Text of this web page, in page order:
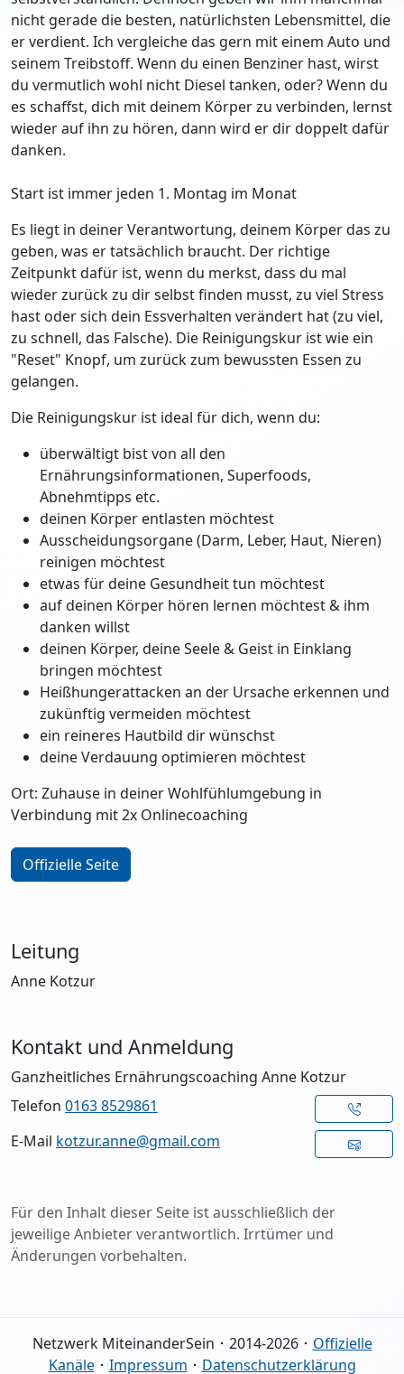
nicht gerade die besten, natürlichsten Lebensmittel, die
er verdient. Ich vergleiche das gern mit einem Auto und
seinem Treibstoff. Wenn du einen Benziner hast, wirst
du vermutlich wohl nicht Diesel tanken, oder? Wenn du
es schaffst, dich mit deinem Körper zu verbinden, lernst
wieder auf ihn zu hören, dann wird er dir doppelt dafür
danken.
Start ist immer jeden 1. Montag im Monat
Es liegt in deiner Verantwortung, deinem Körper das zu
geben, was er tatsächlich braucht. Der richtige
Zeitpunkt dafür ist, wenn du merkst, dass du mal
wieder zurück zu dir selbst finden musst, zu viel Stress
hast oder sich dein Essverhalten verändert hat (zu viel,
zu schnell, das Falsche). Die Reinigungskur ist wie ein
"Reset" Knopf, um zurück zum bewussten Essen zu
gelangen.
Die Reinigungskur ist ideal für dich, wenn du:
überwältigt bist von all den
Ernährungsinformationen, Superfoods,
Abnehmtipps etc.
deinen Körper entlasten möchtest
Ausscheidungsorgane (Darm, Leber, Haut, Nieren)
reinigen möchtest
etwas für deine Gesundheit tun möchtest
auf deinen Körper hören lernen möchtest & ihm
danken willst
deinen Körper, deine Seele & Geist in Einklang
bringen möchtest
Heißhungerattacken an der Ursache erkennen und
zukünftig vermeiden möchtest
ein reineres Hautbild dir wünschst
deine Verdauung optimieren möchtest
Ort: Zuhause in deiner Wohlfühlumgebung in
Verbindung mit 2x Onlinecoaching
Offizielle Seite
Leitung
Anne Kotzur
Kontakt und Anmeldung
Ganzheitliches Ernährungscoaching Anne Kotzur
Telefon 0163 8529861
E-Mail kotzur.anne@gmail.com
Für den Inhalt dieser Seite ist ausschließlich der
jeweilige Anbieter verantwortlich. Irrtümer und
Änderungen vorbehalten.
Netzwerk MiteinanderSein ･ 2014-2026 ･ Offizielle
Kanäle･ Impressum ･ Datenschutzerklärung